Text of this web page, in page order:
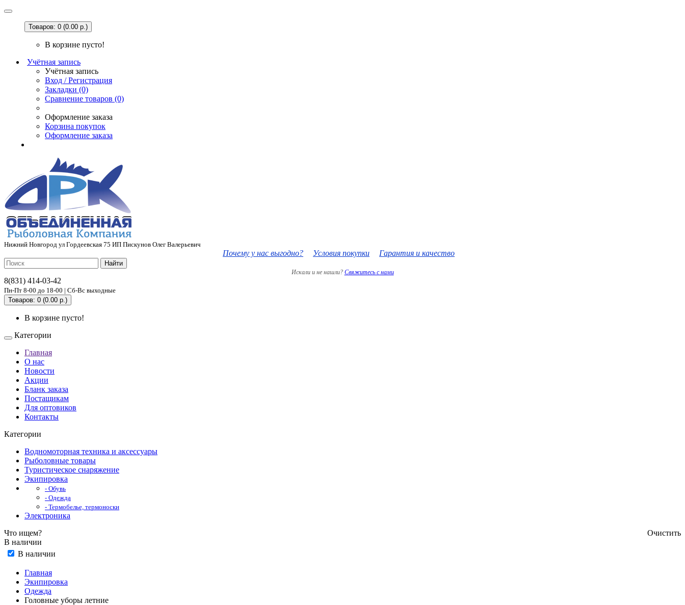
Товаров: 0 (0.00 р.)
В корзине пусто!
Учётная запись
Учётная запись
Вход / Регистрация
Закладки (0)
Сравнение товаров (0)
Оформление заказа
Корзина покупок
Оформление заказа
Нижний Новгород ул Гордеевская 75 ИП Пискунов Олег Валерьевич
Почему у нас выгодно? Условия покупки Гарантия и качество
Найти
Искали и не нашли? Свяжитесь с нами
8(831) 414-03-42
Пн-Пт 8-00 до 18-00 | Сб-Вс выходные
Товаров: 0 (0.00 р.)
В корзине пусто!
Категории
Главная
О нас
Новости
Акции
Бланк заказа
Постащикам
Для оптовиков
Контакты
Категории
Водномоторная техника и аксессуары
Рыболовные товары
Туристическое снаряжение
Экипировка
- Обувь
- Одежда
- Термобелье, термоноски
Электроника
Что ищем?
Очистить
В наличии
В наличии
Главная
Экипировка
Одежда
Головные уборы летние